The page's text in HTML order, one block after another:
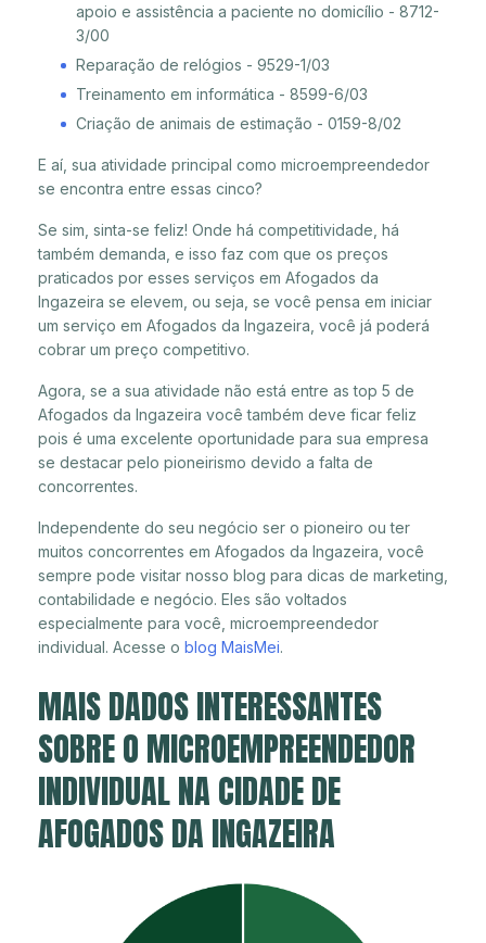
apoio e assistência a paciente no domicílio - 8712-
3/00
Reparação de relógios - 9529-1/03
Treinamento em informática - 8599-6/03
Criação de animais de estimação - 0159-8/02
E aí, sua atividade principal como microempreendedor
se encontra entre essas cinco?
Se sim, sinta-se feliz! Onde há competitividade, há
também demanda, e isso faz com que os preços
praticados por esses serviços em Afogados da
Ingazeira se elevem, ou seja, se você pensa em iniciar
um serviço em Afogados da Ingazeira, você já poderá
cobrar um preço competitivo.
Agora, se a sua atividade não está entre as top 5 de
Afogados da Ingazeira você também deve ficar feliz
pois é uma excelente oportunidade para sua empresa
se destacar pelo pioneirismo devido a falta de
concorrentes.
Independente do seu negócio ser o pioneiro ou ter
muitos concorrentes em Afogados da Ingazeira, você
sempre pode visitar nosso blog para dicas de marketing,
contabilidade e negócio. Eles são voltados
especialmente para você, microempreendedor
individual. Acesse o blog MaisMei.
MAIS DADOS INTERESSANTES
SOBRE O MICROEMPREENDEDOR
INDIVIDUAL NA CIDADE DE
AFOGADOS DA INGAZEIRA